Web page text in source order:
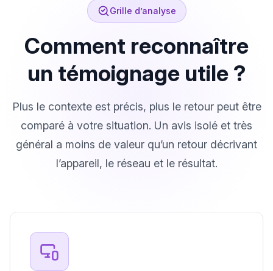
Grille d’analyse
Comment reconnaître
un témoignage utile ?
Plus le contexte est précis, plus le retour peut être
comparé à votre situation. Un avis isolé et très
général a moins de valeur qu’un retour décrivant
l’appareil, le réseau et le résultat.